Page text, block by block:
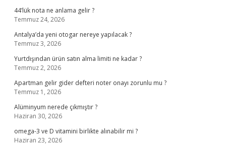
44’lük nota ne anlama gelir ?
Temmuz 24, 2026
Antalya’da yeni otogar nereye yapılacak ?
Temmuz 3, 2026
Yurtdışından ürün satın alma limiti ne kadar ?
Temmuz 2, 2026
Apartman gelir gider defteri noter onayı zorunlu mu ?
Temmuz 1, 2026
Alüminyum nerede çıkmıştır ?
Haziran 30, 2026
omega-3 ve D vitamini birlikte alınabilir mi ?
Haziran 23, 2026